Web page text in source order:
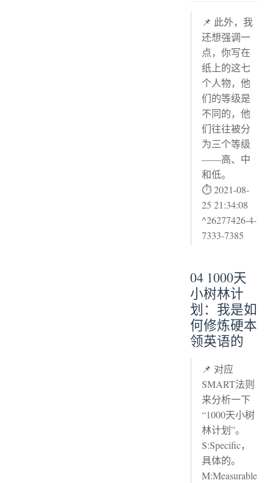
📌 此外，我
还想强调一
点，你写在
纸上的这七
个人物，他
们的等级是
不同的，他
们往往被分
为三个等级
——高、中
和低。
⏱ 2021-08-
25 21:34:08
^26277426-4-
7333-7385
04 1000天
小树林计
划：我是如
何修炼硬本
领英语的
📌 对应
SMART法则
来分析一下
“1000天小树
林计划”。
S:Specific，
具体的。
M:Measurable